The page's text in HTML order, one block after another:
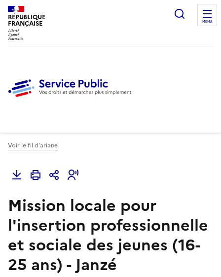
RÉPUBLIQUE
FRANÇAISE
Ouvrir
MENU
Voir le fil d'ariane
Mission locale pour
l'insertion professionnelle
et sociale des jeunes (16-
25 ans) - Janzé